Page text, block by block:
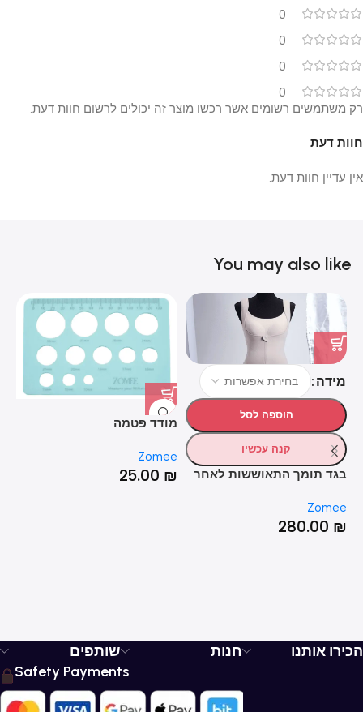
0
0
0
0
חוות דעת
אין עדיין חוות דעת.
רק משתמשים רשומים אשר רכשו מוצר זה יכולים לרשום חוות דעת.
You may also like
מידה
הוספה לסל
קנה עכשיו
בגד תומך התאוששות לאחר
טבעית)
Zomee
280.00 ₪
מודד פטמה
Zomee
25.00 ₪
הכירו אותנו חנות
שותפים
Safety Payments